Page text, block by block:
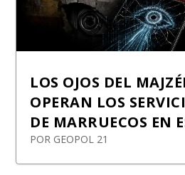
LOS OJOS DEL
OPERAN LOS
DE MARRUECOS EN
POR GEOPOL 21